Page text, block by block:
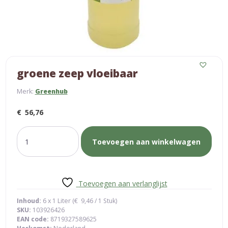
groene zeep vloeibaar
Merk: Greenhub
€ 56,76
groene
zeep
vloeibaar
Toevoegen aan winkelwagen
Toevoegen aan verlanglijst
Inhoud: 6 x 1 Liter (€ 9,46/ 1 Stuk)
SKU: 103926426
EAN code: 8719327589625